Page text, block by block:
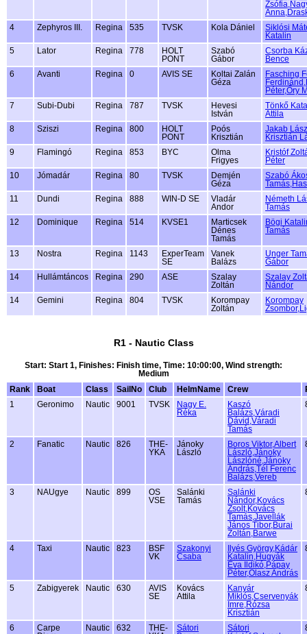
4
Zephyros III. Regina 535 TVSK Kola Dániel
Siklósi
Katalin
5
Lator Regina 778
HOLT
PONT
Szabó
Gábor
Csorba
Bence
6
Avanti Regina 0 AVIS SE
Koltai Zalán
Géza
Fasching
Péter,Őry
7
Subi-Dubi Regina 787 TVSK
Hevesi
István
Tönkő
Attila
8
Sziszi Regina 800
HOLT
PONT
Poós
Krisztián
Jakab
Krisztián
9
Flamingó Regina 853 BYC
Olma
Frigyes
Kristóf
Péter
10
Jómadár Regina 80 TVSK
Demjén
Géza
Szabó
11
Dundi Regina 888 WIN-D SE
Vladár
Andor
Németh
Tamás
12
Dominique Regina 514 KVSE1
Marticsek
Dénes
Tamás
Bögi
Tamás
13 Nostra Regina 1143
ExperTeam
SE
Vanek
Balázs
Unger
Gábor
14
Hullámtáncos Regina 290 ASE
Szalay
Zoltán
Szalay
Nándor
14
Gemini Regina 804 TVSK
Korompay
Zoltán
Korompay
R1 - Nautic Class
Start: Start 1, Finishes: Finish time, Time: 10:00:00, Wind strength:
Medium
Rank
Boat Class SailNo Club HelmName Crew
1
Geronimo Nautic 9001 TVSK
Nagy E.
Réka
Kaszó
Balázs,Váradi
Dávid,Váradi
Tamás
2 Fanatic Nautic 826
THE-
YKA
Jánoky
László
Boros Viktor,Albert
László,Jánoky
Lászlóné,Jánoky
András,Tél Ferenc
Balázs,Vereb
3 NAUgye Nautic 899
OS
VSE
Salánki
Tamás
Salánki
Nándor,Kovács
Zsolt,Kovács
Tamás,Javellák
János Tibor,Burai
Zoltán,Barwe
4 Taxi Nautic 823
BSF
VK
Szakonyi
Csaba
Ilyés György,Kádár
Katalin,Hugyák
Éva Ildikó,Pápay
Péter,Olasz András
5 Zabigyerek Nautic 630
AVIS
SE
Kovács
Attila
Kanyár
Miklós,Cservenyák
Imre,Rózsa
Krisztián
6
Carpe
Nautic 632
THE-
Sátori
Sátori